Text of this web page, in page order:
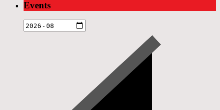
Events